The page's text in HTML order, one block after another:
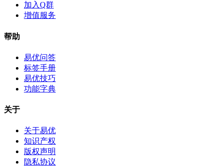
加入Q群
增值服务
帮助
易优问答
标签手册
易优技巧
功能字典
关于
关于易优
知识产权
版权声明
隐私协议